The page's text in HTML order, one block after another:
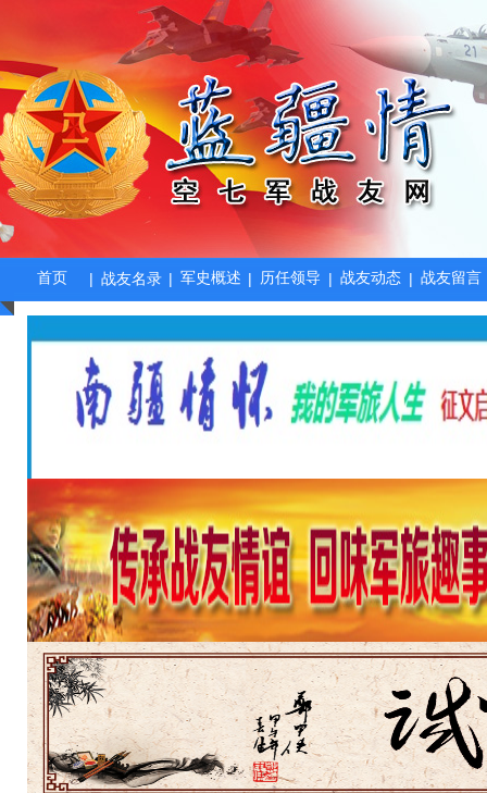
首页 | 战友名录 | 军史概述 | 历任领导 | 战友动态 | 战友留言